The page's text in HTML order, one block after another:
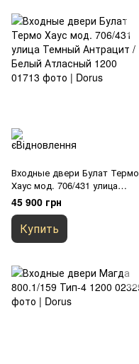
Входные двери Булат Термо
Хаус мод. 706/431 улица
Темный Антрацит / Белый
Атласный 1200
45 900 грн
Купить